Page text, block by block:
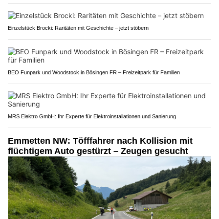
Einzelstück Brocki: Raritäten mit Geschichte – jetzt stöbern
BEO Funpark und Woodstock in Bösingen FR – Freizeitpark für Familien
MRS Elektro GmbH: Ihr Experte für Elektroinstallationen und Sanierung
Emmetten NW: Töfffahrer nach Kollision mit
flüchtigem Auto gestürzt – Zeugen gesucht